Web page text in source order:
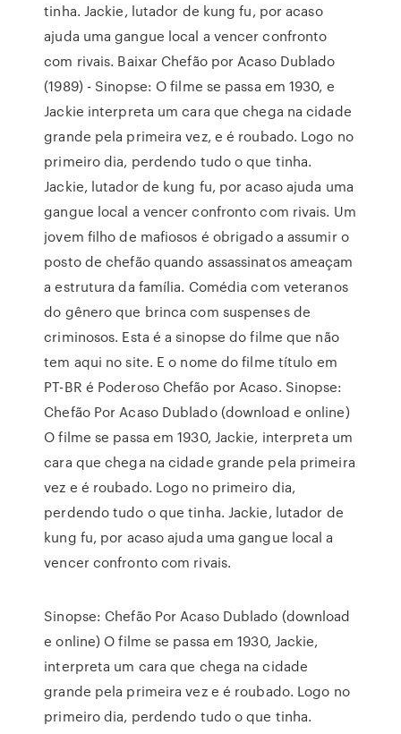
tinha. Jackie, lutador de kung fu, por acaso
ajuda uma gangue local a vencer confronto
com rivais. Baixar Chefão por Acaso Dublado
(1989) - Sinopse: O filme se passa em 1930, e
Jackie interpreta um cara que chega na cidade
grande pela primeira vez, e é roubado. Logo no
primeiro dia, perdendo tudo o que tinha.
Jackie, lutador de kung fu, por acaso ajuda uma
gangue local a vencer confronto com rivais. Um
jovem filho de mafiosos é obrigado a assumir o
posto de chefão quando assassinatos ameaçam
a estrutura da família. Comédia com veteranos
do gênero que brinca com suspenses de
criminosos. Esta é a sinopse do filme que não
tem aqui no site. E o nome do filme título em
PT-BR é Poderoso Chefão por Acaso. Sinopse:
Chefão Por Acaso Dublado (download e online)
O filme se passa em 1930, Jackie, interpreta um
cara que chega na cidade grande pela primeira
vez e é roubado. Logo no primeiro dia,
perdendo tudo o que tinha. Jackie, lutador de
kung fu, por acaso ajuda uma gangue local a
vencer confronto com rivais.
Sinopse: Chefão Por Acaso Dublado (download
e online) O filme se passa em 1930, Jackie,
interpreta um cara que chega na cidade
grande pela primeira vez e é roubado. Logo no
primeiro dia, perdendo tudo o que tinha.